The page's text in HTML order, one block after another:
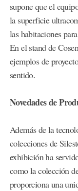
supone que el
la superficie
las habitaciones
En el stand de
ejemplos de
sentido.
Novedades de
Además de la
colecciones de
exhibición ha
como la colección
proporciona una